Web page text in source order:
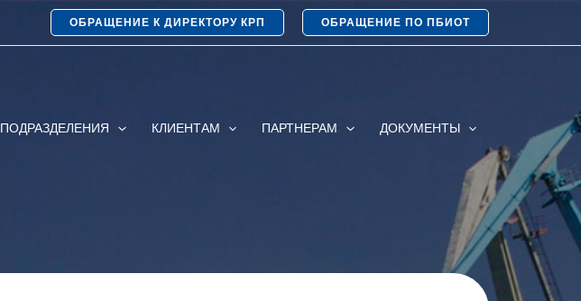
ОБРАЩЕНИЕ К ДИРЕКТОРУ КРП ОБРАЩЕНИЕ ПО ПБИОТ
ПОДРАЗДЕЛЕНИЯ КЛИЕНТАМ ПАРТНЕРАМ ДОКУМЕНТЫ